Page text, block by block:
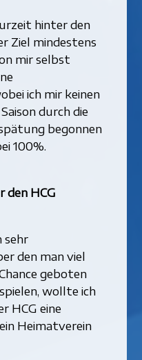
hinter den
Ziel mindestens
mir selbst
ich mir keinen
durch die
begonnen
100%.
den HCG
sehr
den man viel
geboten
wollte ich
HCG eine
Heimatverein